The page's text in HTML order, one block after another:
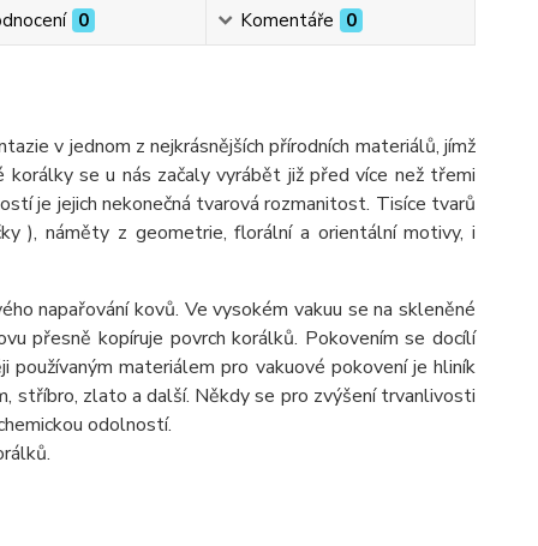
0 Komentáře 0
v jednom z nejkrásnějších přírodních materiálů, jímž
korálky se u nás začaly vyrábět již před více než třemi
je jejich nekonečná tvarová rozmanitost. Tisíce tvarů
), náměty z geometrie, florální a orientální motivy, i
napařování kovů. Ve vysokém vakuu se na skleněné
přesně kopíruje povrch korálků. Pokovením se docílí
materiálem pro vakuové pokovení je hliník
stříbro, zlato a další. Někdy se pro zvýšení trvanlivosti
odolností.